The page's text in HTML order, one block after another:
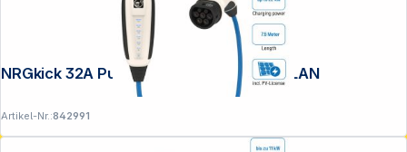
NRGkick 32A Pure für PV-Nutzer 7,5m WLAN
Artikel-Nr.:842991